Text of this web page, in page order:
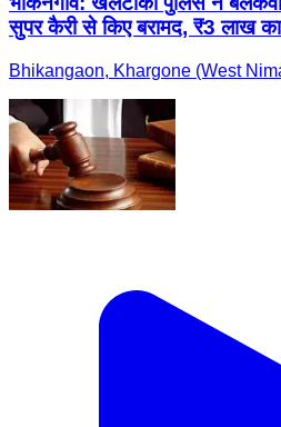
सुपर कैरी से किए बरामद, ₹3 लाख
Bhikangaon, Khargone (West